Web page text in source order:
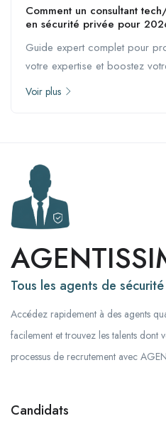
Comment un consultant
en sécurité privée pour
Guide expert complet pour
votre expertise et boostez
Voir plus
Tous les agents de
Accédez rapidement à des agents
facilement et trouvez les talents dont
processus de recrutement avec
Candidats